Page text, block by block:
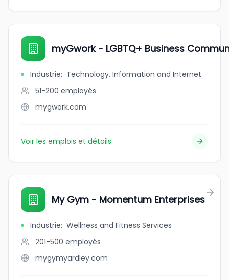
myGwork - LGBTQ+ Business
Industrie: Technology, Information and Internet
51-200 employés
mygwork.com
Voir les emplois et détails
My Gym - Momentum Enterprises
Industrie: Wellness and Fitness Services
201-500 employés
mygymyardley.com